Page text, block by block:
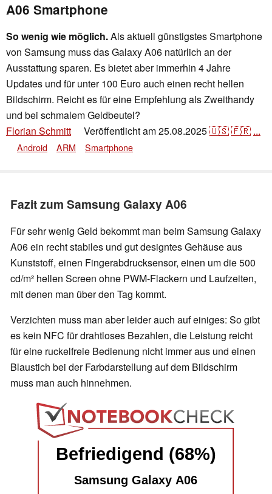
A06 Smartphone
So wenig wie möglich.Als aktuell günstigstes Smartphone
von Samsung muss das Galaxy A06 natürlich an der
Ausstattung sparen. Es bietet aber immerhin 4 Jahre
Updates und für unter 100 Euro auch einen recht hellen
Bildschirm. Reicht es für eine Empfehlung als Zweithandy
und bei schmalem Geldbeutel?
Florian Schmitt
Veröffentlicht am25.08.2025🇺🇸🇫🇷 ...
Android ARM Smartphone
Fazit zum Samsung Galaxy A06
Für sehr wenig Geld bekommt man beim Samsung Galaxy
A06 ein recht stabiles und gut designtes Gehäuse aus
Kunststoff, einen Fingerabdrucksensor, einen um die 500
cd/m² hellen Screen ohne PWM-Flackern und Laufzeiten,
mit denen man über den Tag kommt.
Verzichten muss man aber leider auch auf einiges: So gibt
es kein NFC für drahtloses Bezahlen, die Leistung reicht
für eine ruckelfreie Bedienung nicht immer aus und einen
Blaustich bei der Farbdarstellung auf dem Bildschirm
muss man auch hinnehmen.
Befriedigend (68%)
Samsung Galaxy A06